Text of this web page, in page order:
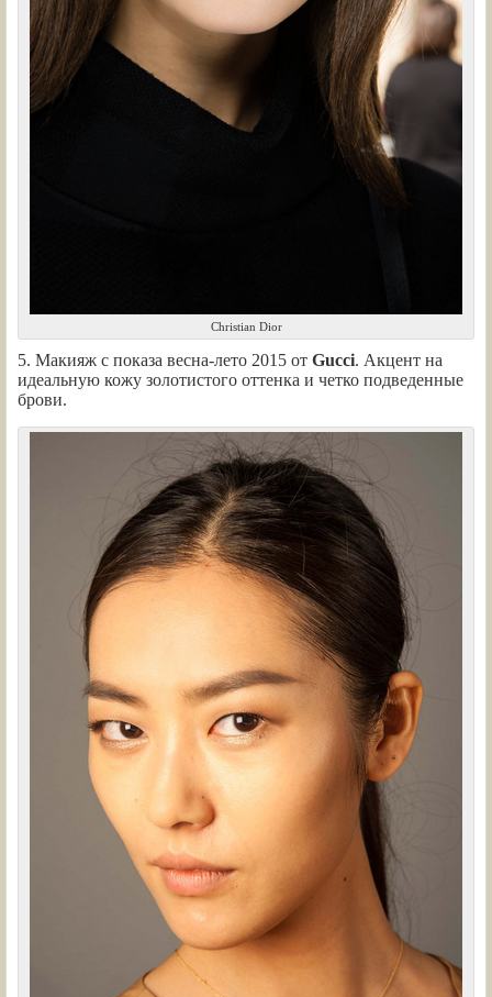
Christian Dior
5. Макияж с показа весна-лето 2015 от Gucci. Акцент на
идеальную кожу золотистого оттенка и четко подведенные
брови.